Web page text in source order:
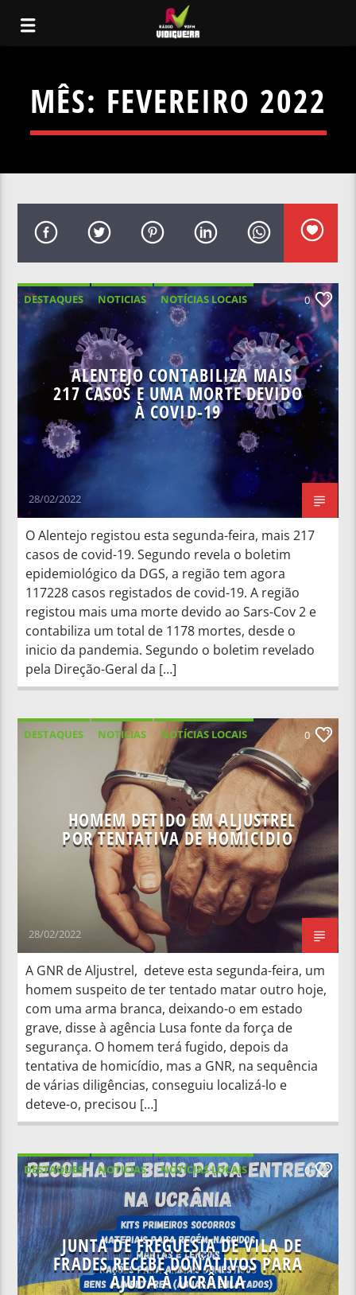
MÊS: FEVEREIRO 2022
DESTAQUES NOTICIAS
NOTÍCIAS LOCAIS
NOTÍCIAS NACIONAIS
0
ALENTEJO CONTABILIZA MAIS
217 CASOS E UMA MORTE DEVIDO
À COVID-19
28/02/2022
O Alentejo registou esta segunda-feira, mais 217
casos de covid-19. Segundo revela o boletim
epidemiológico da DGS, a região tem agora
117228 casos registados de covid-19. A região
registou mais uma morte devido ao Sars-Cov 2 e
contabiliza um total de 1178 mortes, desde o
inicio da pandemia. Segundo o boletim revelado
pela Direção-Geral da […]
DESTAQUES NOTICIAS
NOTÍCIAS LOCAIS
NOTÍCIAS NACIONAIS
0
HOMEM DETIDO EM ALJUSTREL
POR TENTATIVA DE HOMICIDIO
28/02/2022
A GNR de Aljustrel, deteve esta segunda-feira, um
homem suspeito de ter tentado matar outro hoje,
com uma arma branca, deixando-o em estado
grave, disse à agência Lusa fonte da força de
segurança. O homem terá fugido, depois da
tentativa de homicídio, mas a GNR, na sequência
de várias diligências, conseguiu localizá-lo e
deteve-o, precisou […]
DESTAQUES NOTICIAS
NOTÍCIAS LOCAIS
NOTÍCIAS NACIONAIS
0
JUNTA DE FREGUESIA DE VILA DE
FRADES RECEBE DONATIVOS PARA
AJUDA À UCRÂNIA